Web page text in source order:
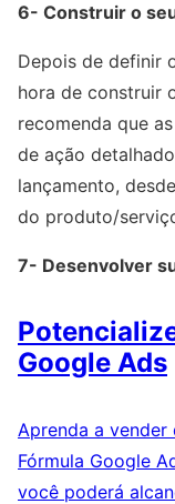
6- Construir o
Depois de definir
hora de construir
recomenda que
de ação
lançamento,
do produto/
7- Desenvolver
Google Ads
Aprenda a
Fórmula Google
você poderá